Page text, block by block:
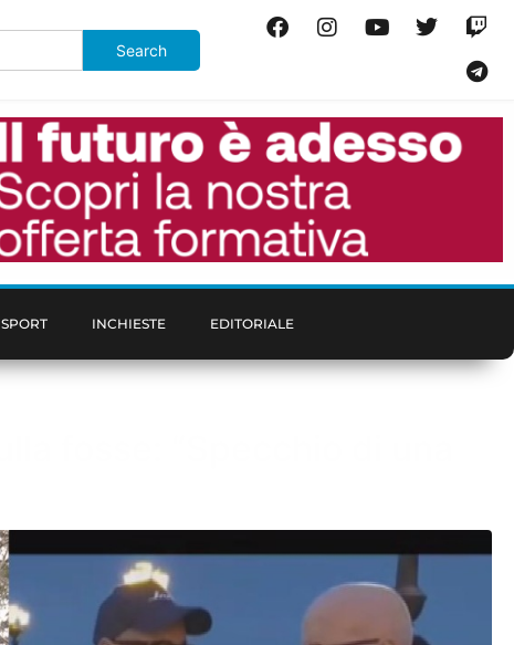
SPORT INCHIESTE EDITORIALE